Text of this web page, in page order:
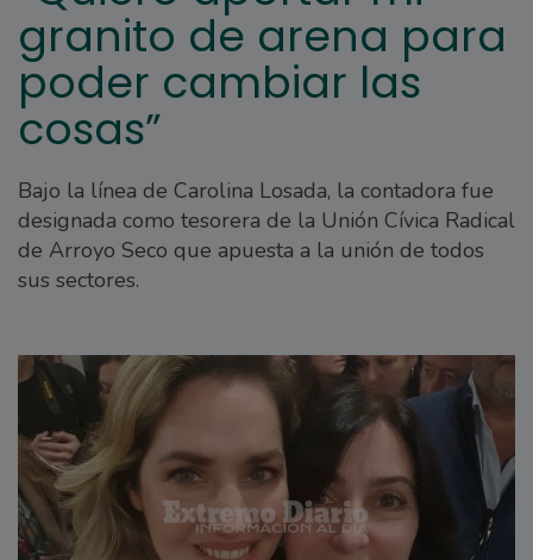
granito de arena para
poder cambiar las
cosas”
Bajo la línea de Carolina Losada, la contadora fue
designada como tesorera de la Unión Cívica Radical
de Arroyo Seco que apuesta a la unión de todos
sus sectores.